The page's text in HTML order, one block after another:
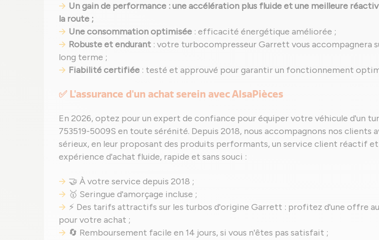
Un gain de performance : une accélération plus fluide et une meilleure
la route ;
Une consommation optimisée : efficacité énergétique améliorée ;
Robuste et endurant : votre turbocompresseur Garrett vous accompagnera
long terme ;
Fiabilité certifiée : testé et approuvé pour garantir un fonctionnement
✅ L'assurance d'un achat serein avec AlsaPièces
En 2026, optez pour un expert de confiance pour équiper votre véhicule d'un
753519-5009S en toute sérénité. Depuis 2018, nous accompagnons nos clients
sérieux, en leur proposant des produits performants, un service client réactif et
expérience d'achat fluide, rapide et sans souci :
🤝 À votre service depuis 2018 ;
🥇 Seringue d'amorçage incluse ;
⚡ Des tarifs attractifs sur les turbos d'origine Garrett : profitez d'une offre
pour votre achat ;
🔄 Remboursement facile en 14 jours, si vous n'êtes pas satisfait ;